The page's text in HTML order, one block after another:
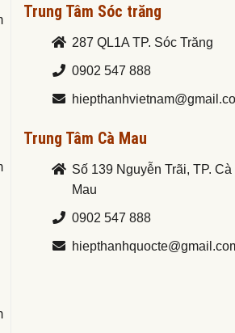
Trung Tâm Sóc trăng
287 QL1A TP. Sóc Trăng
0902 547 888
Trung Tâm Cà Mau
Số 139 Nguyễn Trãi, TP. Cà
Mau
0902 547 888